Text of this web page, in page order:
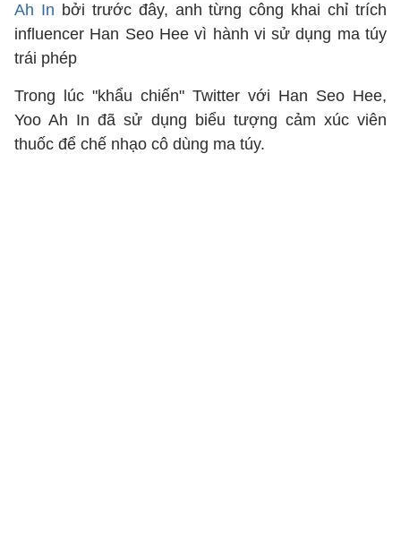
Ah In bởi trước đây, anh từng công khai chỉ trích
influencer Han Seo Hee vì hành vi sử dụng ma túy
trái phép
Trong lúc "khẩu chiến" Twitter với Han Seo Hee,
Yoo Ah In đã sử dụng biểu tượng cảm xúc viên
thuốc để chế nhạo cô dùng ma túy.